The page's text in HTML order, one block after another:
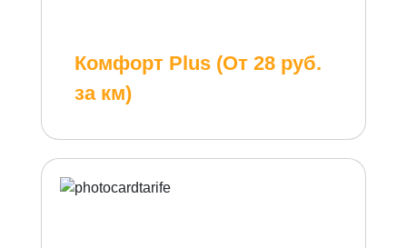
Комфорт Plus (От 28 руб.
за км)